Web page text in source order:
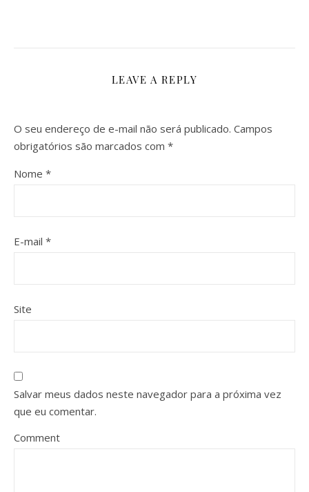
LEAVE A REPLY
O seu endereço de e-mail não será publicado. Campos
obrigatórios são marcados com *
Nome *
E-mail *
Site
Salvar meus dados neste navegador para a próxima vez
que eu comentar.
Comment